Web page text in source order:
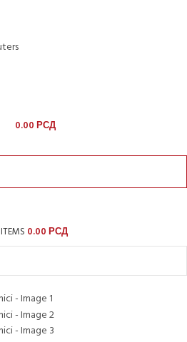
0.00РСД
ITEMS 0.00РСД